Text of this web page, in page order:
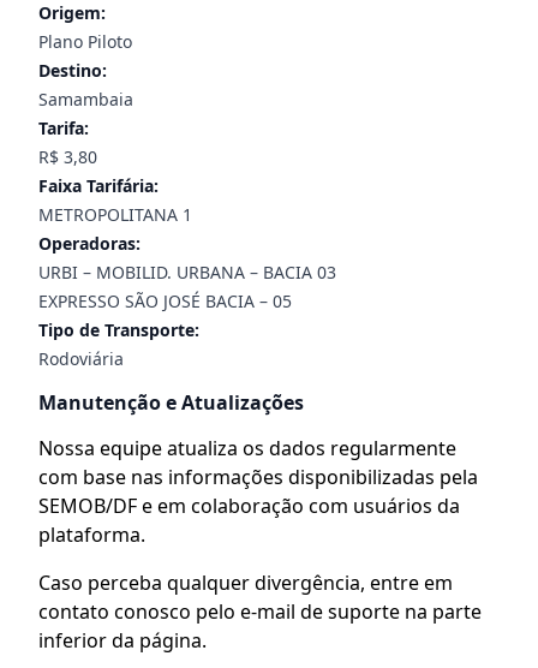
Origem:
Plano Piloto
Destino:
Samambaia
Tarifa:
R$ 3,80
Faixa Tarifária:
METROPOLITANA 1
Operadoras:
URBI – MOBILID. URBANA – BACIA 03
EXPRESSO SÃO JOSÉ BACIA – 05
Tipo de Transporte:
Rodoviária
Manutenção e Atualizações
Nossa equipe atualiza os dados regularmente
com base nas informações disponibilizadas pela
SEMOB/DF e em colaboração com usuários da
plataforma.
Caso perceba qualquer divergência, entre em
contato conosco pelo e-mail de suporte na parte
inferior da página.